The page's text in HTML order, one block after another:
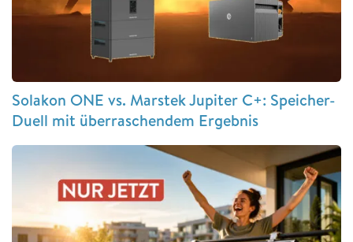
Solakon ONE vs. Marstek Jupiter C+: Speicher-
Duell mit überraschendem Ergebnis